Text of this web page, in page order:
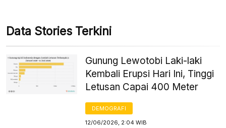
Data Stories Terkini
Gunung Lewotobi Laki-laki
Kembali Erupsi Hari Ini, Tinggi
Letusan Capai 400 Meter
DEMOGRAFI
12/06/2026, 2:04 WIB